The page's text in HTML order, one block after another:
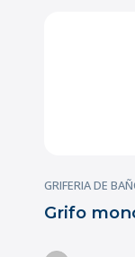
GRIFERIA DE
Grifo